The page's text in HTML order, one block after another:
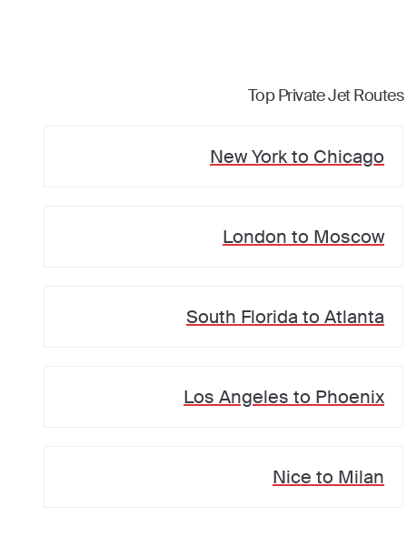
Top Private Jet Routes
New Yorkto Chicago
London to Moscow
South Florida to Atlanta
Los Angeles to Phoenix
Nice to Milan